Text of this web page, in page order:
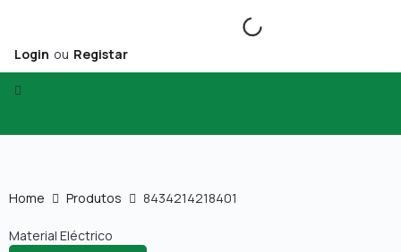
Login ou Registar
Home Produtos 8434214218401
Material Eléctrico